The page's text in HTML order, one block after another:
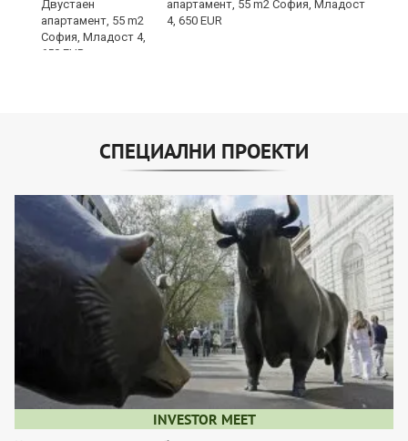
апартамент, 55 m2 София, Младост
4, 650 EUR
СПЕЦИАЛНИ ПРОЕКТИ
INVESTOR MEET